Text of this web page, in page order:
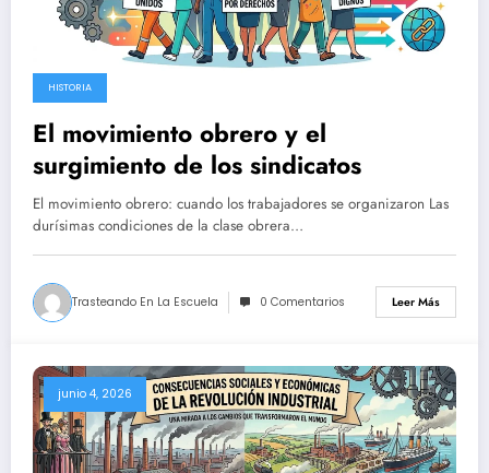
HISTORIA
El movimiento obrero y el
surgimiento de los sindicatos
El movimiento obrero: cuando los trabajadores se organizaron Las
durísimas condiciones de la clase obrera…
Trasteando En La Escuela 0 Comentarios Leer Más
junio 4, 2026